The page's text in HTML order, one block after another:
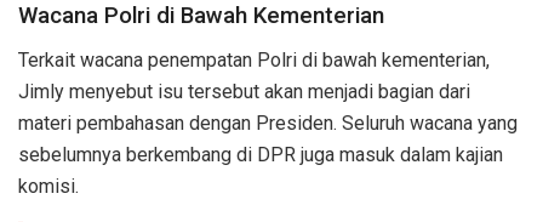
Wacana Polri di Bawah Kementerian
Terkait wacana penempatan Polri di bawah kementerian,
Jimly menyebut isu tersebut akan menjadi bagian dari
materi pembahasan dengan Presiden. Seluruh wacana yang
sebelumnya berkembang di DPR juga masuk dalam kajian
komisi.